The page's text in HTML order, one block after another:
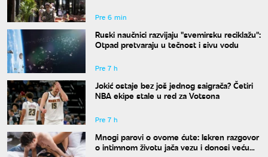
Pre 6 min
Ruski naučnici razvijaju "svemirsku reciklažu":
Otpad pretvaraju u tečnost i sivu vodu
Pre 7 h
Jokić ostaje bez još jednog saigrača? Četiri
NBA ekipe stale u red za Votsona
Pre 7 h
Mnogi parovi o ovome ćute: Iskren razgovor
o intimnom životu jača vezu i donosi veću